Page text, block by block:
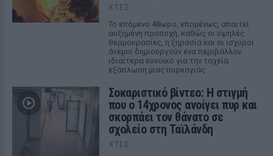
ΧΤΕΣ
Το επόμενο 48ωρο, επομένως, απαιτεί
αυξημένη προσοχή, καθώς οι υψηλές
θερμοκρασίες, η ξηρασία και οι ισχυροί
άνεμοι δημιουργούν ένα περιβάλλον
ιδιαίτερα ευνοϊκό για την ταχεία
εξάπλωση μιας πυρκαγιάς
Σοκαριστικό βίντεο: Η στιγμή
που ο 14χρονος ανοίγει πυρ και
σκορπάει τον θάνατο σε
σχολείο στη Ταϊλάνδη
ΧΤΕΣ